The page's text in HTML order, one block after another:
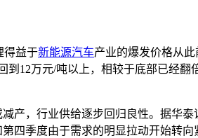
得益于新能源汽车产业的爆发价格从
12万元/吨以上，相较于底部已经
产，行业供给逐步回归良性。据华
四季度由于需求的明显拉动开始转